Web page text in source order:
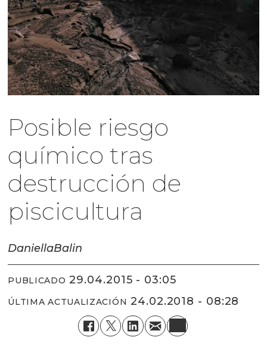
Posible riesgo
químico tras
destrucción de
piscicultura
DaniellaBalin
PUBLICADO 29.04.2015 - 03:05
ÚLTIMA ACTUALIZACIÓN 24.02.2018 - 08:28